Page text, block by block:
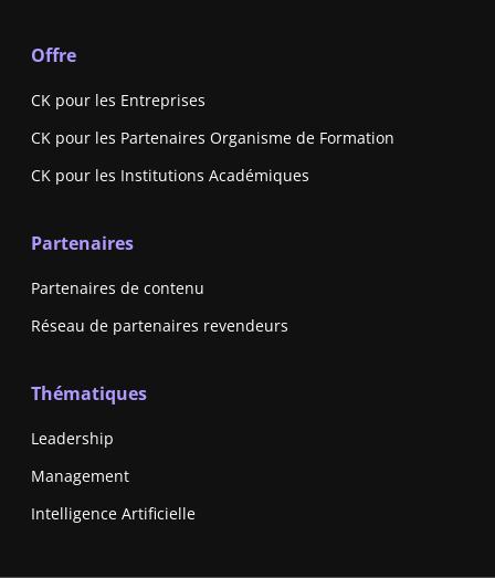
Offre
CK pour les Entreprises
CK pour les Partenaires Organisme de Formation
CK pour les Institutions Académiques
Partenaires
Partenaires de contenu
Réseau de partenaires revendeurs
Thématiques
Leadership
Management
Intelligence Artificielle